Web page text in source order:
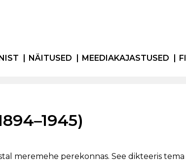
NÄITUSED MEEDIAKAJASTUSED
meremehe perekonnas. See dikteeris